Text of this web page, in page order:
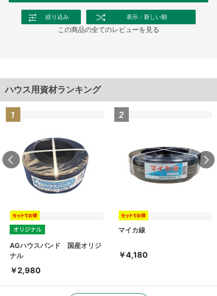
絞り込み 表示：新しい順
この商品の全てのレビューを見る
ハウス用資材ランキング
AGハウスバンド 国産オリジ
ナル
￥2,980
マイカ線
￥4,180